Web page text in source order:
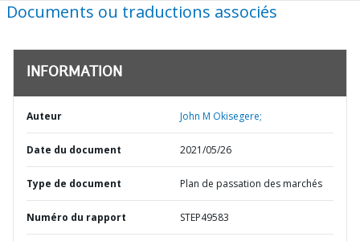
Documents ou traductions associés
INFORMATION
Auteur John M Okisegere;
Date du document 2021/05/26
Type de document Plan de passation des marchés
Numéro du rapport STEP49583